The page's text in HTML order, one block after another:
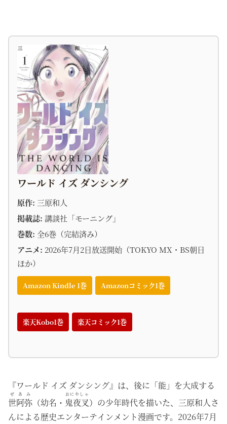
ワールド イズ ダンシング
原作: 三原和人
掲載誌: 講談社「モーニング」
巻数: 全6巻（完結済み）
アニメ: 2026年7月2日放送開始（TOKYO MX・BS朝日
ほか）
Amazon Kindle 1巻 Amazonコミック1巻
楽天Kobo1巻 楽天コミック1巻
『ワールド イズ ダンシング』は、後に「能」を大成する
世阿弥
ぜあみ
（幼名・ 鬼夜叉
おにやしゃ
）の少年時代を描いた、三原和人さ
んによる歴史エンターテインメント漫画です。2026年7月